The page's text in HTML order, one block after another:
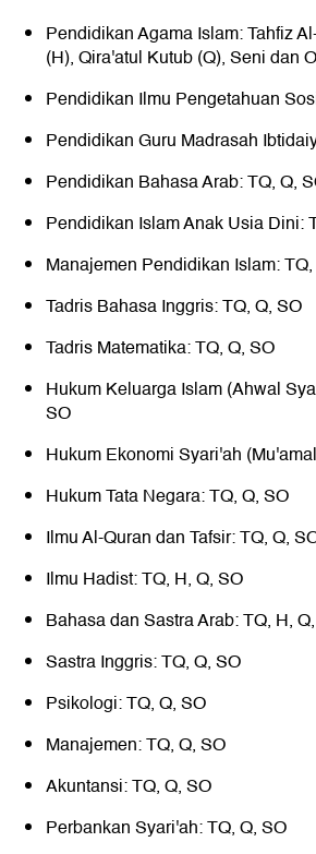
Pendidikan Agama Islam: Tahfiz
(H), Qira'atul Kutub (Q), Seni dan
Pendidikan Ilmu Pengetahuan
Pendidikan Guru Madrasah
Pendidikan Bahasa Arab: TQ, Q,
Pendidikan Islam Anak Usia Dini:
Manajemen Pendidikan Islam:
Tadris Bahasa Inggris: TQ, Q, SO
Tadris Matematika: TQ, Q, SO
Hukum Keluarga Islam (Ahwal
SO
Hukum Ekonomi Syari'ah
Hukum Tata Negara: TQ, Q, SO
Ilmu Al-Quran dan Tafsir: TQ, Q,
Ilmu Hadist: TQ, H, Q, SO
Bahasa dan Sastra Arab: TQ, H,
Sastra Inggris: TQ, Q, SO
Psikologi: TQ, Q, SO
Manajemen: TQ, Q, SO
Akuntansi: TQ, Q, SO
Perbankan Syari'ah: TQ, Q, SO